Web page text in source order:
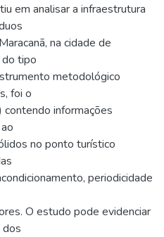
em analisar a infraestrutura
na cidade de
tipo
metodológico
foi o
informações
no ponto turístico
periodicidade
O estudo pode evidenciar
dos